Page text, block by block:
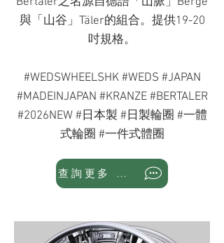
與「山谷」Täler的組合。提供19-20
吋規格。
#WEDSWHEELSHK #WEDS #JAPAN
#MADEINJAPAN #KRANZE #BERTALER
#2026NEW #日本製 #日製輪圈 #一體
式輪圈 #一件式體圈
查詢更多 WhatsApp